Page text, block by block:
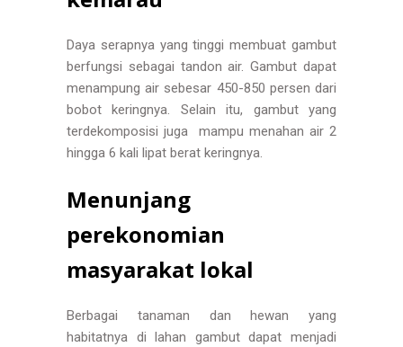
Daya serapnya yang tinggi membuat gambut
berfungsi sebagai tandon air. Gambut dapat
menampung air sebesar 450-850 persen dari
bobot keringnya. Selain itu, gambut yang
terdekomposisi juga mampu menahan air 2
hingga 6 kali lipat berat keringnya.
Menunjang
perekonomian
masyarakat lokal
Berbagai tanaman dan hewan yang
habitatnya di lahan gambut dapat menjadi